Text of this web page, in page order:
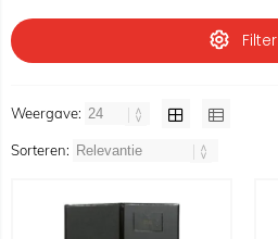
Filter
Weergave:
Sorteren: